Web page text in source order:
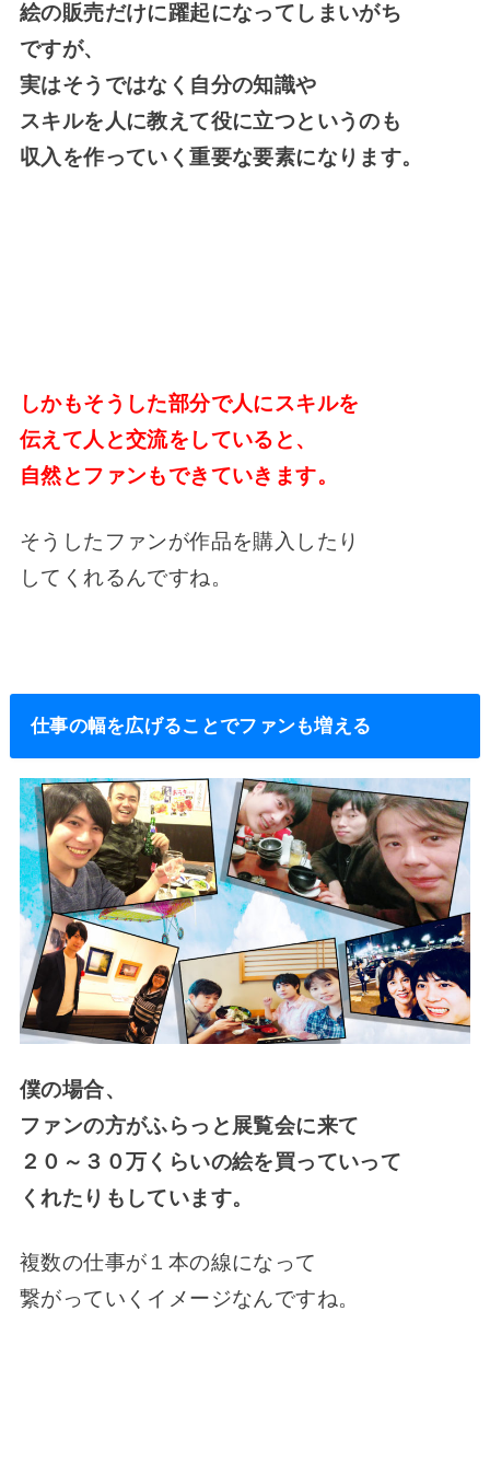
絵の販売だけに躍起になってしまいがち
ですが、
実はそうではなく自分の知識や
スキルを人に教えて役に立つというのも
収入を作っていく重要な要素になります。
しかもそうした部分で人にスキルを
伝えて人と交流をしていると、
自然とファンもできていきます。
そうしたファンが作品を購入したり
してくれるんですね。
仕事の幅を広げることでファンも増える
僕の場合、
ファンの方がふらっと展覧会に来て
２０～３０万くらいの絵を買っていって
くれたりもしています。
複数の仕事が１本の線になって
繋がっていくイメージなんですね。